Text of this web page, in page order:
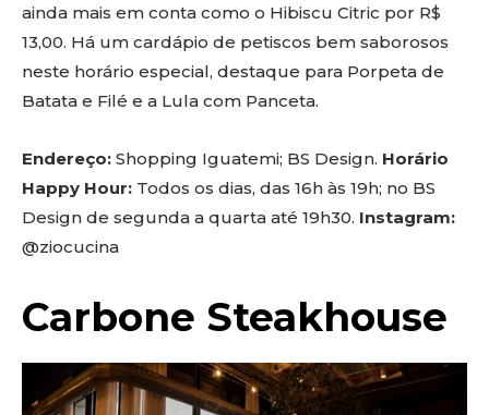
ainda mais em conta como o Hibiscu Citric por R$
13,00. Há um cardápio de petiscos bem saborosos
neste horário especial, destaque para Porpeta de
Batata e Filé e a Lula com Panceta.
Endereço: Shopping Iguatemi; BS Design. Horário
Happy Hour: Todos os dias, das 16h às 19h; no BS
Design de segunda a quarta até 19h30. Instagram:
@ziocucina
Carbone Steakhouse